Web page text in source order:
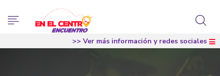
>> Ver más información y redes sociales